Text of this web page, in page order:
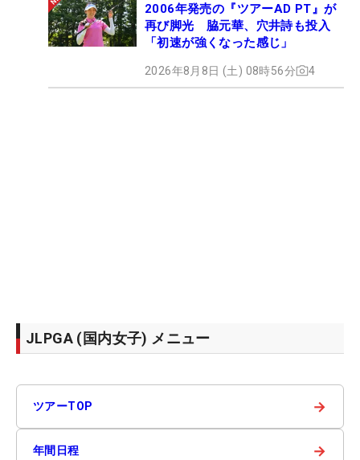
2006年発売の『ツアーAD PT』が
再び脚光 脇元華、穴井詩も投入
「初速が強くなった感じ」
2026年8月8日 (土) 08時56分 4
JLPGA (国内女子) メニュー
ツアーTOP →
年間日程 →